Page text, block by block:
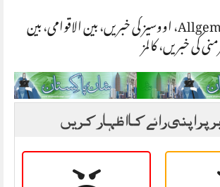
،اووسیز کی خبریں،بین الاقوامی،بین کی خبریں،کالمز
اپنی رائے کا اظہار کریں